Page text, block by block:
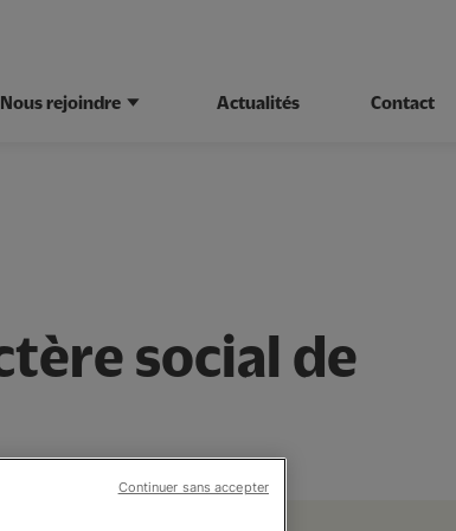
Nous rejoindre Actualités Contact
social de
Continuer sans accepter